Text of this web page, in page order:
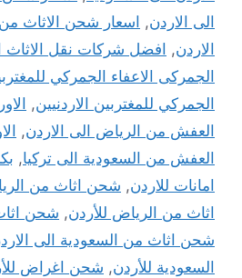
الى الاردن, اسعار شحن الاثاث
الاردن, افضل شركات نقل الاثاث
الجمركى الاعفاء الجمركي
الجمركي للمغتربين الاردنيين,
العفش من الرياض الى الاردن,
العفش من السعودية الى تركيا,
امانات للاردن, شحن اثاث من
اثاث من الرياض للأردن, شحن
شحن اثاث من السعودية الى
السعودية للأردن, شحن اغراض